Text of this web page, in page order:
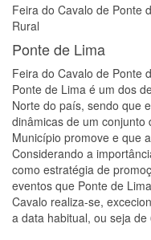
Feira do Cavalo de Ponte
Rural
Ponte de Lima
Feira do Cavalo de Ponte
Ponte de Lima é um dos
Norte do país, sendo que
dinâmicas de um conjunto
Município promove e que
Considerando a
como estratégia de
eventos que Ponte de
Cavalo realiza-se,
a data habitual, ou seja de